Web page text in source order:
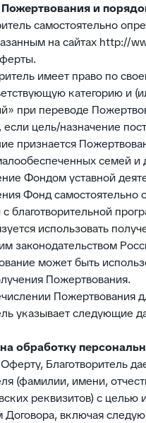
и
самостоятельно
на сайтах http://
имеет право по
категорию и
при переводе
если цель/назначение
признается
семей и
Фондом уставной
Фонд самостоятельно
с благотворительной
использовать
законодательством
может быть
Пожертвования.
Пожертвования
указывает следующие
обработку
Благотворитель
(фамилии, имени,
реквизитов) с целью
включая